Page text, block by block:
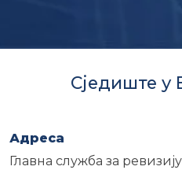
Сједиште у
Адреса
Главна служба за